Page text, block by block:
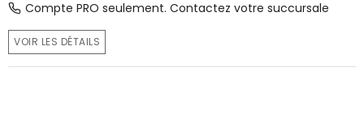
Compte PRO seulement. Contactez votre succursale
VOIR LES DÉTAILS